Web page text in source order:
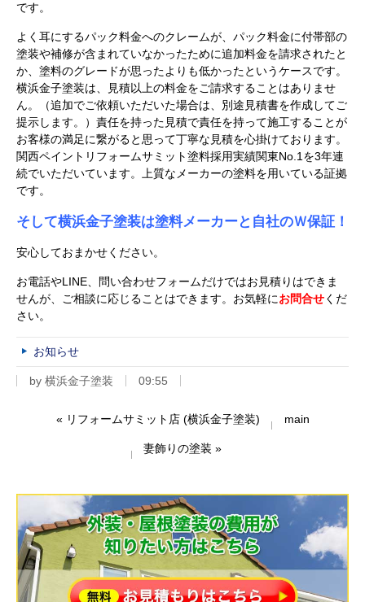
です。
よく耳にするパック料金へのクレームが、パック料金に付帯部の
塗装や補修が含まれていなかったために追加料金を請求されたと
か、塗料のグレードが思ったよりも低かったというケースです。
横浜金子塗装は、見積以上の料金をご請求することはありませ
ん。（追加でご依頼いただいた場合は、別途見積書を作成してご
提示します。）責任を持った見積で責任を持って施工することが
お客様の満足に繋がると思って丁寧な見積を心掛けております。
関西ペイントリフォームサミット塗料採用実績関東No.1を3年連
続でいただいています。上質なメーカーの塗料を用いている証拠
です。
そして横浜金子塗装は塗料メーカーと自社のＷ保証！
安心しておまかせください。
お電話やLINE、問い合わせフォームだけではお見積りはできま
せんが、ご相談に応じることはできます。お気軽にお問合せくだ
さい。
お知らせ
by 横浜金子塗装 09:55
« リフォームサミット店 (横浜金子塗装) main
妻飾りの塗装 »